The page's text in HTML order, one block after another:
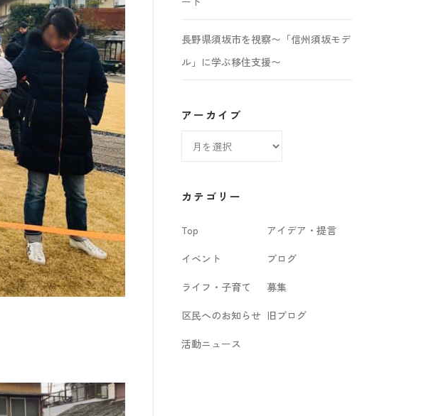
長野県須坂市を視察〜「信州須坂モデ
ル」に学ぶ移住支援〜
アーカイブ
ブ
カテゴリー
Top
アイデア・提言
イベント
ブログ
ライフ・子育て
募集
区民へのお知らせ 旧ブログ
活動ニュース